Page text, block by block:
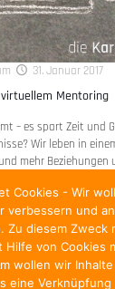
31. Januar 2017
Mentoring
– es spart Zeit und
Wir leben in
mehr Beziehungen
Cookies - Wir
verbessern und
Zu diesem Zweck
Hilfe von Cookies
wollen wir
eine